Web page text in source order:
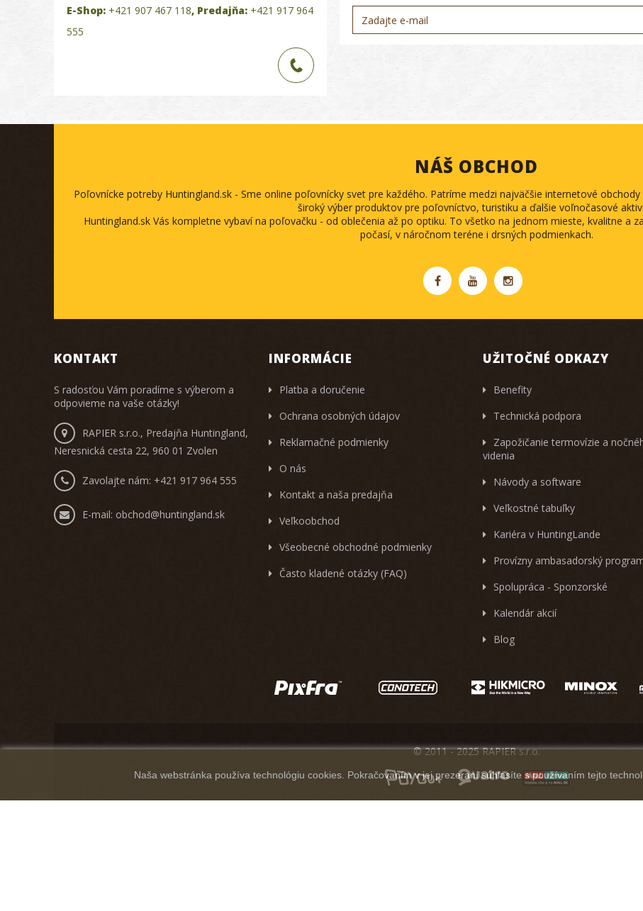
E-Shop: +421 907 467 118, Predajňa: +421 917 964
555
NÁŠ OBCHOD
Poľovnícke potreby Huntingland.sk - Sme online poľovnícky svet pre každého. Patríme medzi najväčšie internetové
široký výber produktov pre poľovníctvo, turistiku a ďalšie voľnočasové
Huntingland.sk Vás kompletne vybaví na poľovačku - od oblečenia až po optiku. To všetko na jednom mieste, kvalitne a
počasí, v náročnom teréne i drsných podmienkach.
KONTAKT
S radosťou Vám poradíme s výberom a
odpovieme na vaše otázky!
RAPIER s.r.o., Predajňa Huntingland,
Neresnická cesta 22, 960 01 Zvolen
Zavolajte nám: +421 917 964 555
E-mail: obchod@huntingland.sk
INFORMÁCIE
Platba a doručenie
Ochrana osobných údajov
Reklamačné podmienky
O nás
Kontakt a naša predajňa
Veľkoobchod
Všeobecné obchodné podmienky
Často kladené otázky (FAQ)
UŽITOČNÉ ODKAZY
Benefity
Technická podpora
Zapožičanie termovízie a
videnia
Návody a software
Veľkostné tabuľky
Kariéra v HuntingLande
Provízny ambasadorský
Spolupráca - Sponzorské
Kalendár akcií
Blog
Naša webstránka používa technológiu cookies. Pokračovaním v jej prezeraní súhlasíte s používaním tejto
© 2011 - 2025 RAPIER s.r.o.